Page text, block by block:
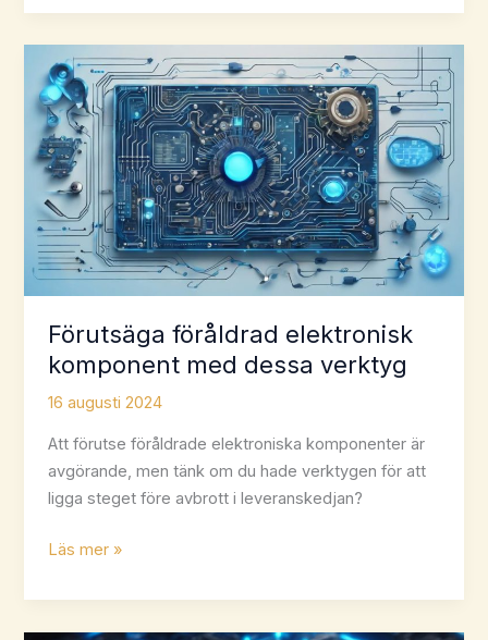
strategier
för
PCB-
tillverkning
Förutsäga föråldrad elektronisk
komponent med dessa verktyg
16 augusti 2024
Att förutse föråldrade elektroniska komponenter är
avgörande, men tänk om du hade verktygen för att
ligga steget före avbrott i leveranskedjan?
Förutsäga
elektronisk
komponent
Läs mer »